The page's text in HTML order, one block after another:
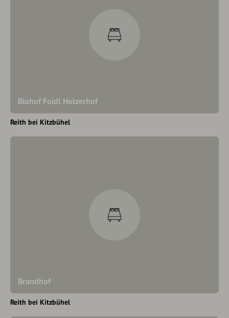
Biohof Foidl Holzerhof
Reith bei Kitzbühel
Brandhof
Reith bei Kitzbühel